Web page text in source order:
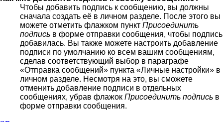
Чтобы добавить подпись к сообщению, вы должны
сначала создать её в личном разделе. После этого вы
можете отметить флажком пункт Присоединить
подпись в форме отправки сообщения, чтобы подпись
добавилась. Вы также можете настроить добавление
подписи по умолчанию ко всем вашим сообщениям,
сделав соответствующий выбор в параграфе
«Отправка сообщений» пункта «Личные настройки» в
личном разделе. Несмотря на это, вы сможете
отменить добавление подписи в отдельных
сообщениях, убрав флажок Присоединить подпись в
форме отправки сообщения.